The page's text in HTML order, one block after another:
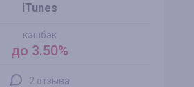
iTunes
кэшбэк
до 3.50%
2 отзыва